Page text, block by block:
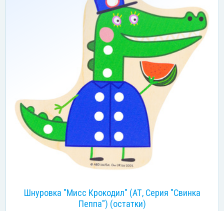
Шнуровка "Мисс Крокодил" (АТ, Серия "Свинка
Пеппа") (остатки)